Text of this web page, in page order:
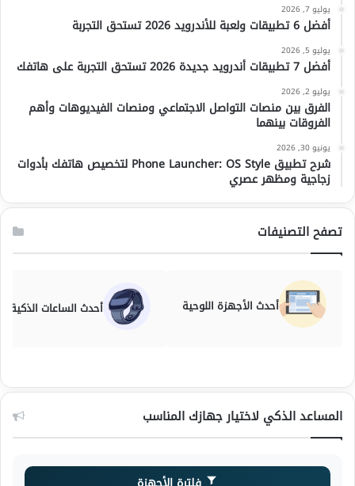
يوليو 7, 2026
أفضل 6 تطبيقات ولعبة للأندرويد 2026 تستحق التجربة
يوليو 5, 2026
أفضل 7 تطبيقات أندرويد جديدة 2026 تستحق التجربة على هاتفك
يوليو 2, 2026
الفرق بين منصات التواصل الاجتماعي ومنصات الفيديوهات وأهم
الفروقات بينهما
يونيو 30, 2026
شرح تطبيق Phone Launcher: OS Style لتخصيص هاتفك بأدوات
زجاجية ومظهر عصري
تصفح التصنيفات
أحدث الأجهزة اللوحية أحدث الساعات الذكية
المساعد الذكي لاختيار جهازك المناسب